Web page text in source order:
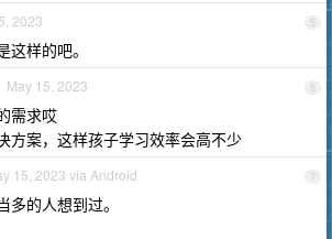
5
2023
样的吧。
6
May 15, 2023
需求哎
方案，这样孩子学习效率会高不少
7
15, 2023 via Android
的人想到过。